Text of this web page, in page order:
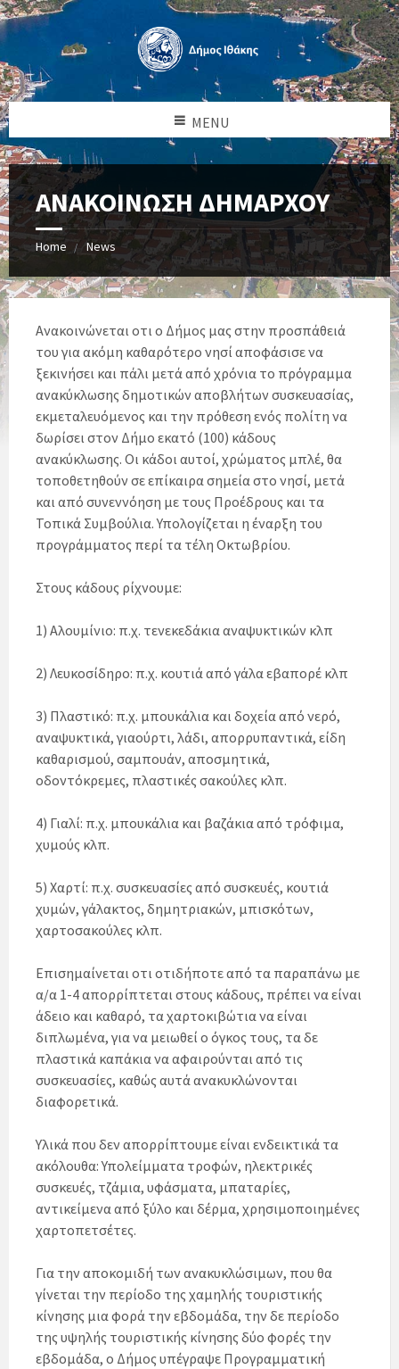
MENU
ΑΝΑΚΟΙΝΩΣΗ ΔΗΜΑΡΧΟΥ
Home News
Ανακοινώνεται οτι ο Δήμος μας στην προσπάθειά
του για ακόμη καθαρότερο νησί αποφάσισε να
ξεκινήσει και πάλι μετά από χρόνια το πρόγραμμα
ανακύκλωσης δημοτικών αποβλήτων συσκευασίας,
εκμεταλευόμενος και την πρόθεση ενός πολίτη να
δωρίσει στον Δήμο εκατό (100) κάδους
ανακύκλωσης. Οι κάδοι αυτοί, χρώματος μπλέ, θα
τοποθετηθούν σε επίκαιρα σημεία στο νησί, μετά
και από συνεννόηση με τους Προέδρους και τα
Τοπικά Συμβούλια. Υπολογίζεται η έναρξη του
προγράμματος περί τα τέλη Οκτωβρίου.
Στους κάδους ρίχνουμε:
1) Aλουμίνιο: π.χ. τενεκεδάκια αναψυκτικών κλπ
2) Λευκοσίδηρο: π.χ. κουτιά από γάλα εβαπορέ κλπ
3) Πλαστικό: π.χ. μπουκάλια και δοχεία από νερό,
αναψυκτικά, γιαούρτι, λάδι, απορρυπαντικά, είδη
καθαρισμού, σαμπουάν, αποσμητικά,
οδοντόκρεμες, πλαστικές σακούλες κλπ.
4) Γιαλί: π.χ. μπουκάλια και βαζάκια από τρόφιμα,
χυμούς κλπ.
5) Χαρτί: π.χ. συσκευασίες από συσκευές, κουτιά
χυμών, γάλακτος, δημητριακών, μπισκότων,
χαρτοσακούλες κλπ.
Επισημαίνεται οτι οτιδήποτε από τα παραπάνω με
α/α 1-4 απορρίπτεται στους κάδους, πρέπει να είναι
άδειο και καθαρό, τα χαρτοκιβώτια να είναι
διπλωμένα, για να μειωθεί ο όγκος τους, τα δε
πλαστικά καπάκια να αφαιρούνται από τις
συσκευασίες, καθώς αυτά ανακυκλώνονται
διαφορετικά.
Υλικά που δεν απορρίπτουμε είναι ενδεικτικά τα
ακόλουθα: Υπολείμματα τροφών, ηλεκτρικές
συσκευές, τζάμια, υφάσματα, μπαταρίες,
αντικείμενα από ξύλο και δέρμα, χρησιμοποιημένες
χαρτοπετσέτες.
Για την αποκομιδή των ανακυκλώσιμων, που θα
γίνεται την περίοδο της χαμηλής τουριστικής
κίνησης μια φορά την εβδομάδα, την δε περίοδο
της υψηλής τουριστικής κίνησης δύο φορές την
εβδομάδα, ο Δήμος υπέγραψε Προγραμματική